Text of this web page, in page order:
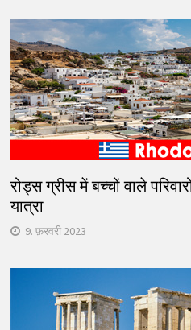
रोड्स ग्रीस में बच्चों वाले
यात्रा
9. फ़रवरी 2023